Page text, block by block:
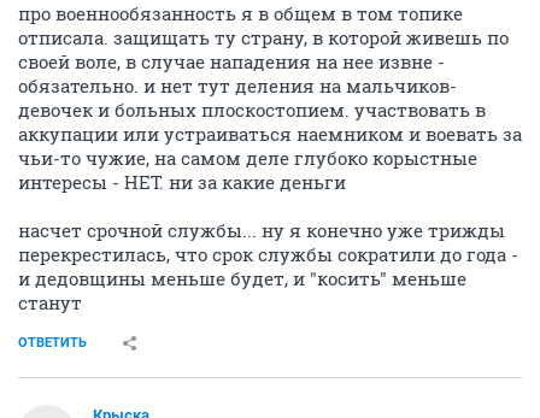
про военнообязанность я в общем в том топике
отписала. защищать ту страну, в которой живешь по
своей воле, в случае нападения на нее извне -
обязательно. и нет тут деления на мальчиков-
девочек и больных плоскостопием. участвовать в
аккупации или устраиваться наемником и воевать за
чьи-то чужие, на самом деле глубоко корыстные
интересы - НЕТ. ни за какие деньги
насчет срочной службы... ну я конечно уже трижды
перекрестилась, что срок службы сократили до года -
и дедовщины меньше будет, и "косить" меньше
станут
ОТВЕТИТЬ